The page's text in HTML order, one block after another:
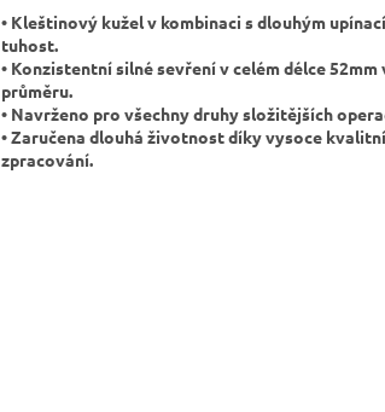
• Kleštinový kužel v kombinaci s dlouhým
tuhost.
• Konzistentní silné sevření v celém délce 52mm
průměru.
• Navrženo pro všechny druhy složitějších
• Zaručena dlouhá životnost díky vysoce
zpracování.